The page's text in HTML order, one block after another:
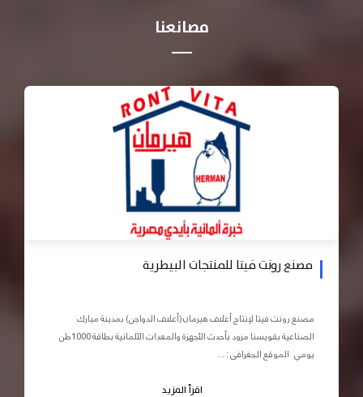
مصانعنا
مصنع رونت فيتا للمنتجات البيطرية
مصنع رونت فيتا لإنتاج أعلاف هيرمان (أعلاف الدواجن) بمدينة مبارك
الصناعية بقويسنا مزود بأحدث الأجهزة والمعدات الآلمانية بطاقة 1000طن
يومي الموقع الجغرافى : ...
اقرأ المزيد